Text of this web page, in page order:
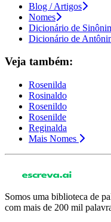
Blog / Artigos
Nomes
Dicionário de
Dicionário de
Veja também:
Rosenilda
Rosinaldo
Rosenildo
Rosenilde
Reginalda
Mais Nomes
Somos uma biblioteca de
com mais de 200 mil